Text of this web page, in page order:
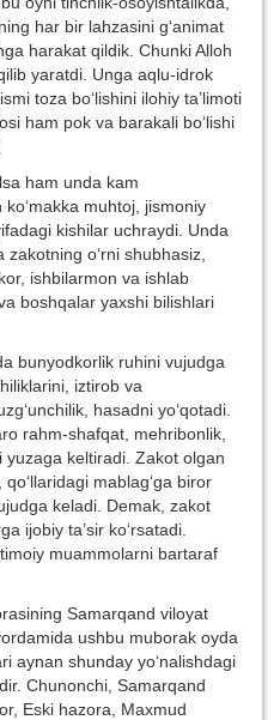
har bir lahzasini g‘animat
harakat qildik. Chunki Alloh
yaratdi. Unga aqlu-idrok
toza bo‘lishini ilohiy ta’limoti
ham pok va barakali bo‘lishi
ham unda kam
muhtoj, jismoniy
kishilar uchraydi. Unda
o‘rni shubhasiz,
ishbilarmon va ishlab
boshqalar yaxshi bilishlari
bunyodkorlik ruhini vujudga
iztirob va
hasadni yo‘qotadi.
rahm-shafqat, mehribonlik,
keltiradi. Zakot olgan
mablag‘ga biror
keladi. Demak, zakot
ijobiy ta’sir ko‘rsatadi.
muammolarni bartaraf
Samarqand viloyat
ushbu muborak oyda
aynan shunday yo‘nalishdagi
Chunonchi, Samarqand
Eski hazora, Maxmud